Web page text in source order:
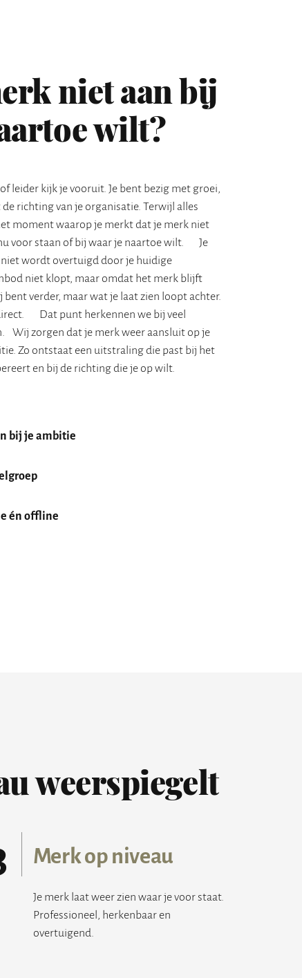
niet aan bij
wilt?
leider kijk je vooruit. Je bent bezig met groei,
richting van je organisatie. Terwijl alles
moment waarop je merkt dat je merk niet
voor staan of bij waar je naartoe wilt. Je
wordt overtuigd door je huidige
niet klopt, maar omdat het merk blijft
bent verder, maar wat je laat zien loopt achter.
Dat punt herkennen we bij veel
Wij zorgen dat je merk weer aansluit op je
Zo ontstaat een uitstraling die past bij het
en bij de richting die je op wilt.
bij je ambitie
én offline
weerspiegelt
Merk op niveau
Je merk laat weer zien waar je voor staat.
Professioneel, herkenbaar en
overtuigend.